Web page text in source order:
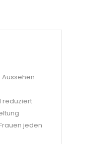
reduziert
jeden